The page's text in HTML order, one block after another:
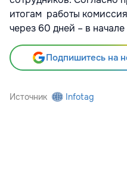
итогам работы
через 60 дней – в начале
Подпишитесь на
Источник Infotag